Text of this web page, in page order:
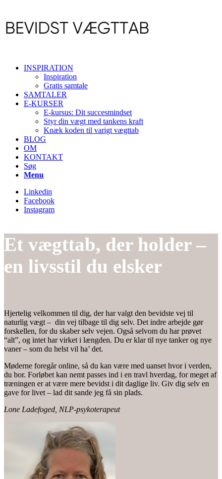
INSPIRATION
Inspiration
Gratis samtale
SAMTALER
E-KURSER
E-kursus: Dit succesmindset
Styr din vægt med tankens kraft
Knæk koden til varigt vægttab
BLOG
OM
KONTAKT
Søg
Menu
Linkedin
Facebook
Instagram
Et vægttab, der holder –
en livsstil du elsker
Hjertelig velkommen til dig, der har valgt den bevidste vej til
naturlig vægt – din vej tilbage til dig selv. Det indre arbejde gør
forskellen, for du skaber selv vejen. Også selvom du har prøvet
“alt”, og intet har virket i længden. Du er klar til nye tanker og nye
vaner – som du helst vil ha’ det.
Møderne foregår online, så du kan være med uanset hvor i verden,
du bor. Forløbet kan nemt passes ind i en travl hverdag, for meget af
træningen er at være mere bevidst i dit daglige liv. Giv dig selv en
gave for livet – lad dit sande jeg få sin plads.
Lone Ladefoged, NLP-psykoterapeut